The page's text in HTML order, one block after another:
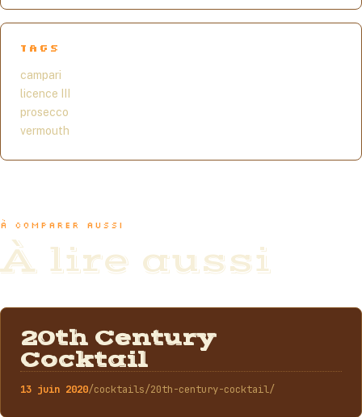
TAGS
campari
licence III
prosecco
vermouth
À COMPARER AUSSI
À lire aussi
COCKTAILS
20th Century
Cocktail
13 juin 2020/cocktails/20th-century-cocktail/